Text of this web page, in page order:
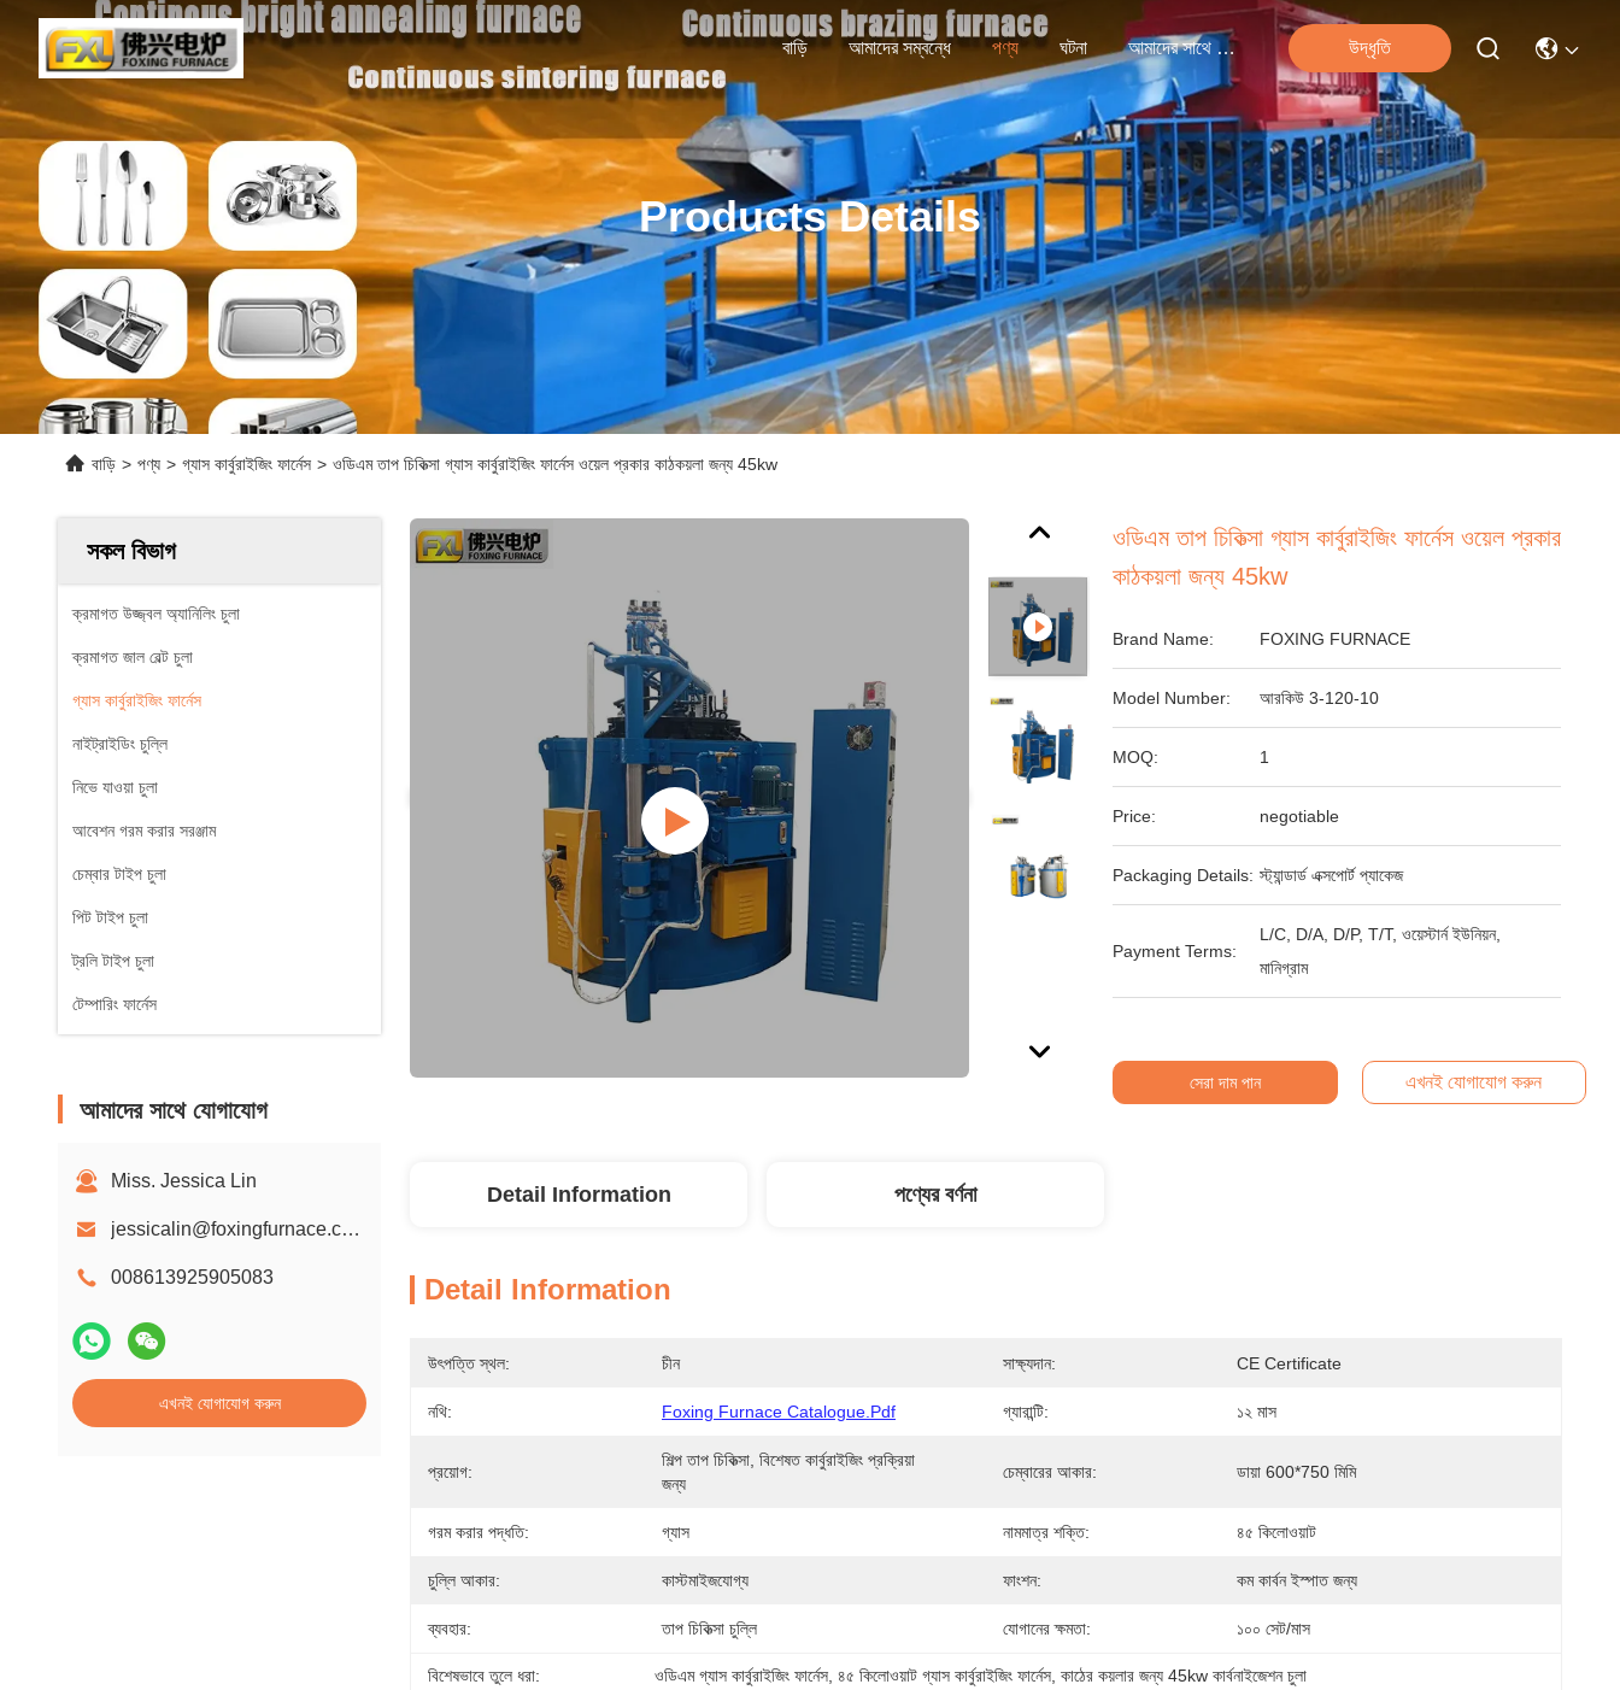
বাড়ি আমাদের সম্বন্ধে পণ্য ঘটনা আমাদের সাথে যোগাযোগ উদ্ধৃতি
Products Details
বাড়ি > পণ্য > গ্যাস কার্বুরাইজিং ফার্নেস > ওডিএম তাপ চিকিত্সা গ্যাস কার্বুরাইজিং ফার্নেস ওয়েল প্রকার কাঠকয়লা জন্য 45kw
সকল বিভাগ
ক্রমাগত উজ্জ্বল অ্যানিলিং চুলা
ক্রমাগত জাল বেল্ট চুলা
গ্যাস কার্বুরাইজিং ফার্নেস
নাইট্রাইডিং চুল্লি
নিভে যাওয়া চুলা
আবেশন গরম করার সরঞ্জাম
চেম্বার টাইপ চুলা
পিট টাইপ চুলা
ট্রলি টাইপ চুলা
টেম্পারিং ফার্নেস
আমাদের সাথে যোগাযোগ
Miss. Jessica Lin
jessicalin@foxingfurnace.com
008613925905083
এখনই যোগাযোগ করুন
ওডিএম তাপ চিকিত্সা গ্যাস কার্বুরাইজিং ফার্নেস ওয়েল প্রকার
কাঠকয়লা জন্য 45kw
Brand Name: FOXING FURNACE
Model Number: আরকিউ 3-120-10
MOQ: 1
Price: negotiable
Packaging Details: স্ট্যান্ডার্ড এক্সপোর্ট প্যাকেজ
Payment Terms:
L/C, D/A, D/P, T/T, ওয়েস্টার্ন ইউনিয়ন,
মানিগ্রাম
সেরা দাম পান এখনই যোগাযোগ করুন
Detail Information পণ্যের বর্ণনা
Detail Information
উৎপত্তি স্থল: চীন সাক্ষ্যদান: CE Certificate
নথি: Foxing Furnace Catalogue.pdf গ্যারান্টি: ১২ মাস
প্রয়োগ:
শিল্প তাপ চিকিত্সা, বিশেষত কার্বুরাইজিং প্রক্রিয়া
জন্য
চেম্বারের আকার: ডায়া 600*750 মিমি
গরম করার পদ্ধতি: গ্যাস নামমাত্র শক্তি: ৪৫ কিলোওয়াট
চুল্লি আকার: কাস্টমাইজযোগ্য ফাংশন: কম কার্বন ইস্পাত জন্য
ব্যবহার: তাপ চিকিত্সা চুল্লি যোগানের ক্ষমতা: ১০০ সেট/মাস
বিশেষভাবে তুলে ধরা: ওডিএম গ্যাস কার্বুরাইজিং ফার্নেস , ৪৫ কিলোওয়াট গ্যাস কার্বুরাইজিং ফার্নেস , কাঠের কয়লার জন্য 45kw কার্বনাইজেশন চুলা